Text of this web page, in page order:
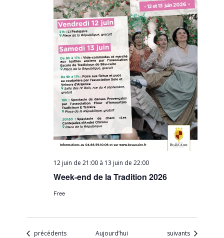
12 juin de 21:00 à 13 juin de 22:00
Week-end de la Tradition 2026
Free
Évènements
précédents Aujourd’hui Évènements
suivants